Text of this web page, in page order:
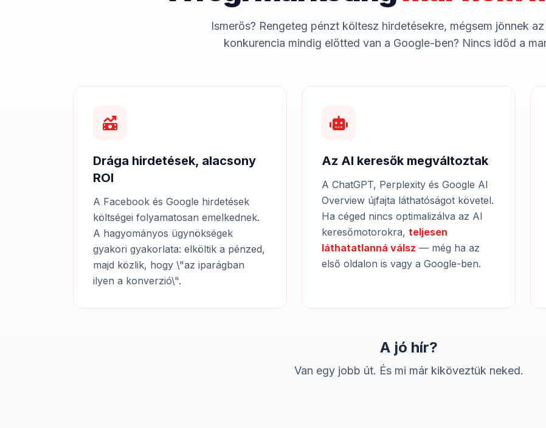
Ismerős? Rengeteg pénzt költesz hirdetésekre, mégsem jönnek
konkurencia mindig előtted van a Google-ben? Nincs időd a
Drága hirdetések, alacsony
ROI
A Facebook és Google hirdetések
költségei folyamatosan emelkednek.
A hagyományos ügynökségek
gyakori gyakorlata: elköltik a pénzed,
majd közlik, hogy \"az iparágban
ilyen a konverzió\".
Az AI keresők megváltoztak
A ChatGPT, Perplexity és Google AI
Overview újfajta láthatóságot követel.
Ha céged nincs optimalizálva az AI
keresőmotorokra, teljesen
láthatatlanná válsz — még ha az
első oldalon is vagy a Google-ben.
A jó hír?
Van egy jobb út. És mi már kiköveztük neked.